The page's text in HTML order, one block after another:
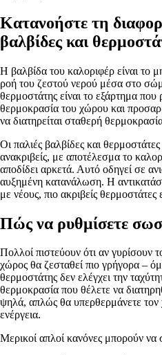
Κατανοήστε τη
βαλβίδες και
Η βαλβίδα του καλοριφέρ είναι το
ροή του ζεστού νερού μέσα στο
θερμοστάτης είναι το εξάρτημα που
θερμοκρασία του χώρου και
να διατηρείται σταθερή
Οι παλιές βαλβίδες και
ανακριβείς, με αποτέλεσμα το
αποδίδει αρκετά. Αυτό οδηγεί σε
αυξημένη κατανάλωση. Η
με νέους, πιο ακριβείς θερμοστάτες
Πώς να ρυθμίσετε
Πολλοί πιστεύουν ότι αν γυρίσουν
χώρος θα ζεσταθεί πιο γρήγορα –
θερμοστάτης δεν ελέγχει την
θερμοκρασία που θέλετε να
ψηλά, απλώς θα υπερθερμάνετε
ενέργεια.
Μερικοί απλοί κανόνες μπορούν να